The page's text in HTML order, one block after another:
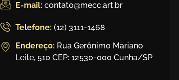
E-mail: contato@mecc.art.br
Telefone: (12) 3111-1468
Endereço: Rua Gerônimo Mariano
Leite, 510 CEP: 12530-000 Cunha/SP